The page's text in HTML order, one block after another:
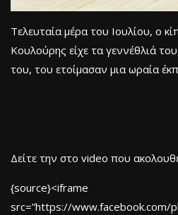
Τελευταία μέρα του Ιουλίου, ο
Κουλούρης είχε τα γεννέθλιά
του, του ετοίμασαν μια ωραία
Δείτε την στο video που
{source}<iframe
src=”https://www.facebook.com/